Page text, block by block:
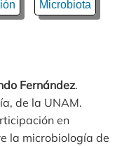
Microbiota
Fernández.
de la UNAM.
en
la microbiología de